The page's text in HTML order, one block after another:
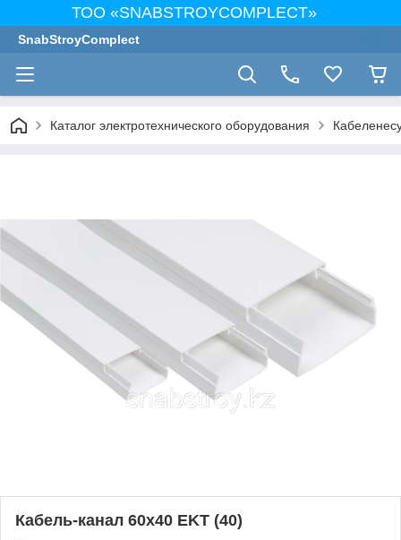
ТОО «SNABSTROYCOMPLECT»
SnabStroyComplect
Каталог электротехнического оборудования
Кабель-канал 60х40 EKT (40)